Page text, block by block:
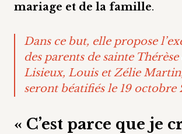
mariage et de la famille.
Dans ce but, elle propose
des parents de sainte Thérèse
Lisieux, Louis et Zélie
seront béatifiés le 19 octobre
« C’est parce que je